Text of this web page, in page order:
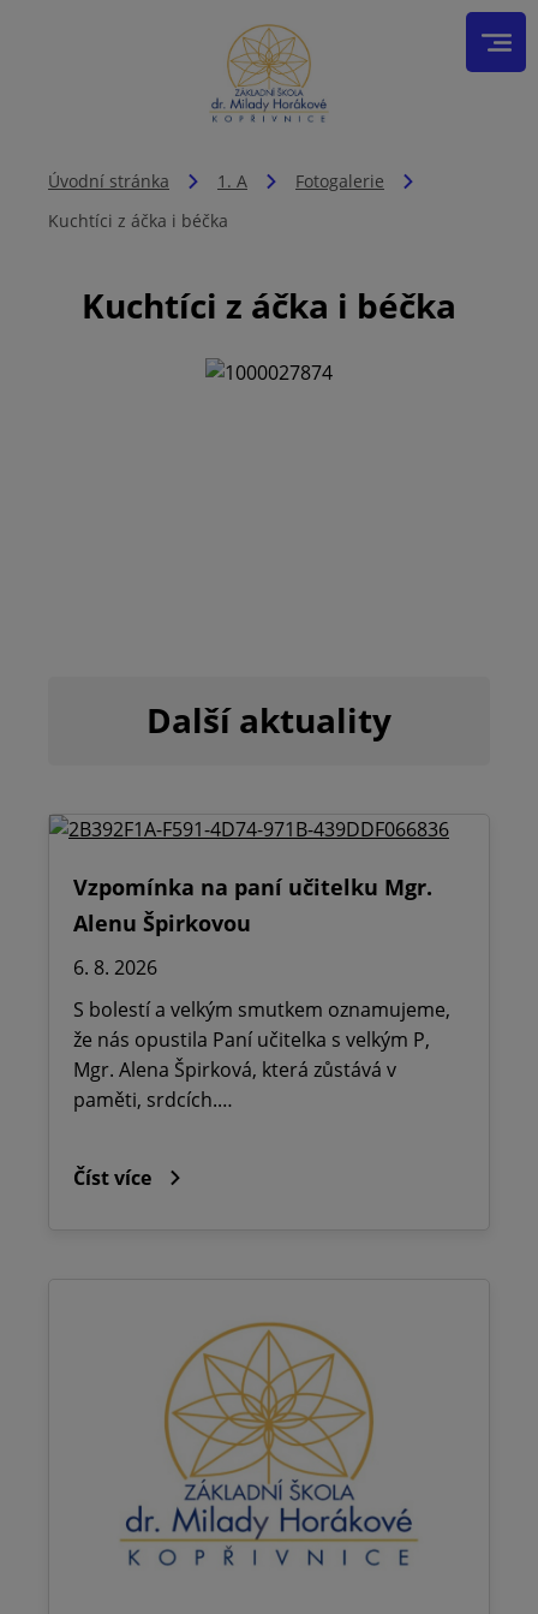
Úvodní stránka 1. A
Fotogalerie
Kuchtíci z áčka i béčka
Kuchtíci z áčka i béčka
Další aktuality
Vzpomínka na paní učitelku Mgr.
Alenu Špirkovou
6. 8. 2026
S bolestí a velkým smutkem oznamujeme,
že nás opustila Paní učitelka s velkým P,
Mgr. Alena Špirková, která zůstává v
paměti, srdcích.…
Číst více